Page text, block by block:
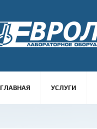
ГЛАВНАЯ УСЛУГИ